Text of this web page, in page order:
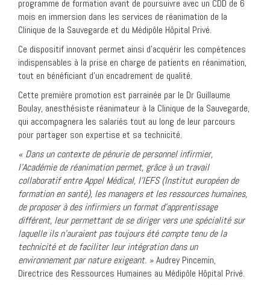
programme de formation avant de poursuivre avec un CDD de 6
mois en immersion dans les services de réanimation de la
Clinique de la Sauvegarde et du Médipôle Hôpital Privé.
Ce dispositif innovant permet ainsi d’acquérir les compétences
indispensables à la prise en charge de patients en réanimation,
tout en bénéficiant d’un encadrement de qualité.
Cette première promotion est parrainée par le Dr Guillaume
Boulay, anesthésiste réanimateur à la Clinique de la Sauvegarde,
qui accompagnera les salariés tout au long de leur parcours
pour partager son expertise et sa technicité.
« Dans un contexte de pénurie de personnel infirmier,
l’Académie de réanimation permet, grâce à un travail
collaboratif entre Appel Médical, l’IEFS (Institut européen de
formation en santé), les managers et les ressources humaines,
de proposer à des infirmiers un format d’apprentissage
différent, leur permettant de se diriger vers une spécialité sur
laquelle ils n’auraient pas toujours été compte tenu de la
technicité et de faciliter leur intégration dans un
environnement par nature exigeant. »Audrey Pincemin,
Directrice des Ressources Humaines au Médipôle Hôpital Privé.